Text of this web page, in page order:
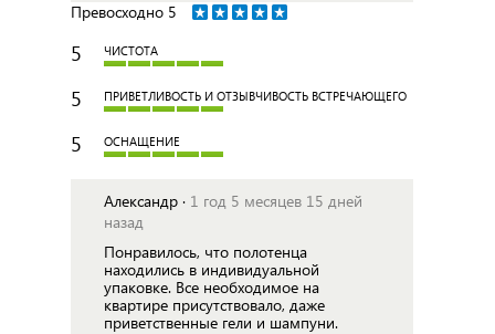
Превосходно 5
5 ЧИСТОТА
5 ПРИВЕТЛИВОСТЬ И ОТЗЫВЧИВОСТЬ ВСТРЕЧАЮЩЕГО
5 ОСНАЩЕНИЕ
Александр · 1 год 5 месяцев 15 дней
назад
Понравилось, что полотенца
находились в индивидуальной
упаковке. Все необходимое на
квартире присутствовало, даже
приветственные гели и шампуни.